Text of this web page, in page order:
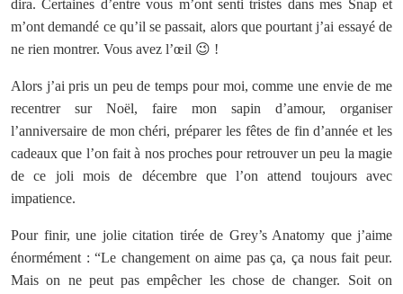
dira. Certaines d’entre vous m’ont senti tristes dans mes Snap et
m’ont demandé ce qu’il se passait, alors que pourtant j’ai essayé de
ne rien montrer. Vous avez l’œil 😉 !
Alors j’ai pris un peu de temps pour moi, comme une envie de me
recentrer sur Noël, faire mon sapin d’amour, organiser
l’anniversaire de mon chéri, préparer les fêtes de fin d’année et les
cadeaux que l’on fait à nos proches pour retrouver un peu la magie
de ce joli mois de décembre que l’on attend toujours avec
impatience.
Pour finir, une jolie citation tirée de Grey’s Anatomy que j’aime
énormément : “Le changement on aime pas ça, ça nous fait peur.
Mais on ne peut pas empêcher les chose de changer. Soit on